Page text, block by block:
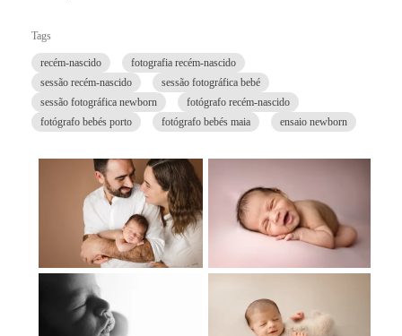
Tags
recém-nascido
fotografia recém-nascido
sessão recém-nascido
sessão fotográfica bebé
sessão fotográfica newborn
fotógrafo recém-nascido
fotógrafo bebés porto
fotógrafo bebés maia ensaio newborn